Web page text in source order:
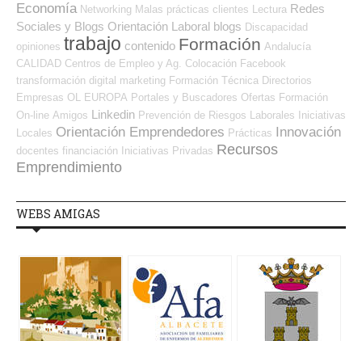
Economía Networking Malas prácticas clientes Lectura Redes
Sociales y Blogs Orientación Laboral blogs Discapacidad
opiniones trabajo contenido Formación Andalucía
CALIDAD Centros de Empleo y Ag. Colocación Facebook
transformación digital marketing Formación Técnica Directorios
Empresas OL EUROPA Portales y Buscadores Ofertas Formación
On-line Amigos Linkedin Prevención de Riesgos Laborales
Iniciativas
Locales Orientación Emprendedores Prácticas Innovación
docentes financiación Iniciativas Privadas Recursos
Emprendimiento
WEBS AMIGAS